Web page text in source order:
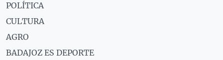
POLÍTICA
CULTURA
AGRO
BADAJOZ ES DEPORTE